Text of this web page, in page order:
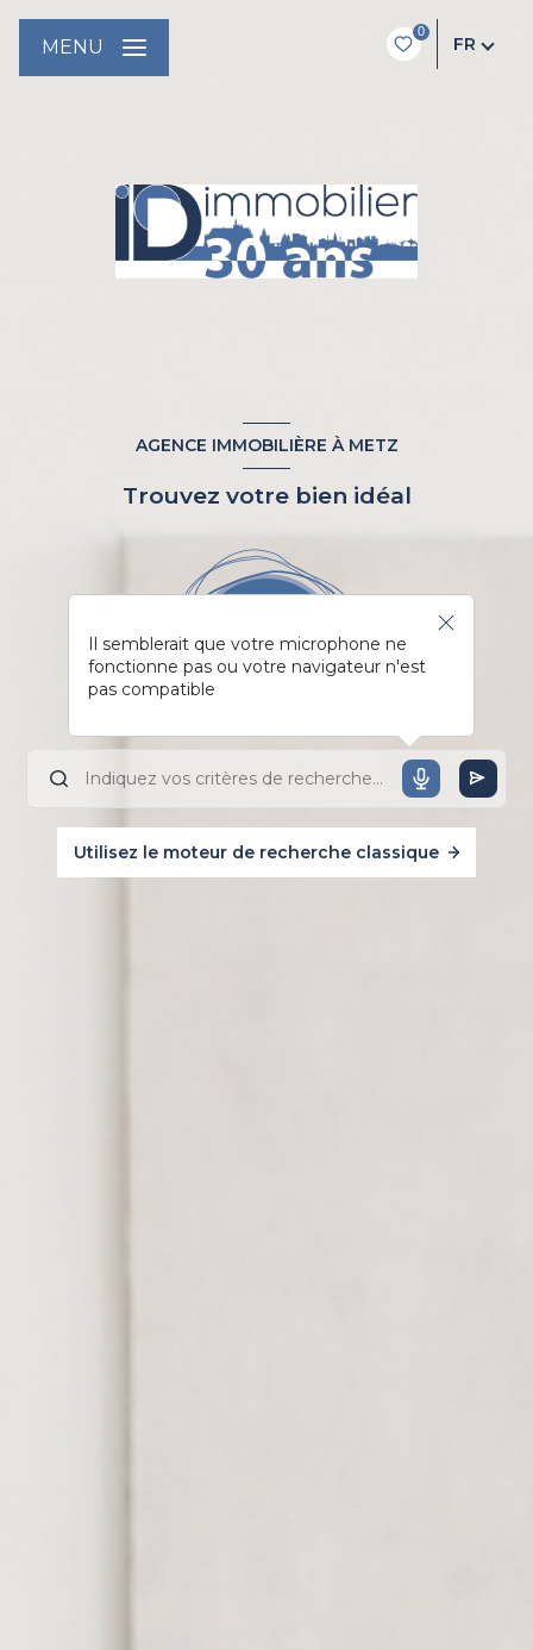
0
FR
MENU
AGENCE IMMOBILIÈRE À METZ
Trouvez votre bien idéal
Il semblerait que votre microphone ne
fonctionne pas ou votre navigateur n'est
pas compatible
Utilisez le moteur de recherche classique